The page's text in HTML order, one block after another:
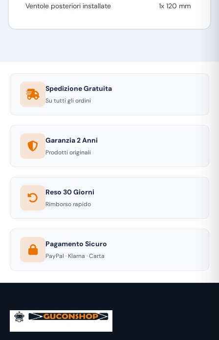
Ventole posteriori installate
1x 120 mm
Spedizione Gratuita
Su tutti gli ordini
Garanzia 2 Anni
Prodotti originali
Reso 30 Giorni
Rimborso rapido
Pagamento Sicuro
PayPal · Klarna · Carta